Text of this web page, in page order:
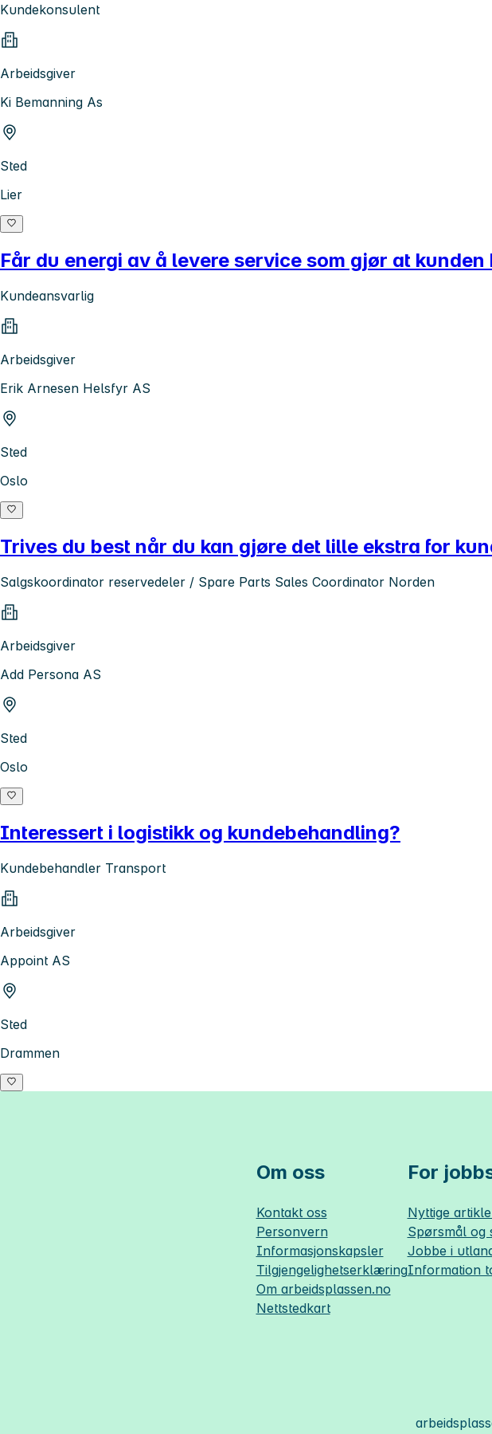
Kundekonsulent
Arbeidsgiver
Ki Bemanning As
Sted
Lier
Får du energi av å levere service som gjør at kunden
Kundeansvarlig
Arbeidsgiver
Erik Arnesen Helsfyr AS
Sted
Oslo
Trives du best når du kan gjøre det lille ekstra for
Salgskoordinator reservedeler / Spare Parts Sales Coordinator Norden
Arbeidsgiver
Add Persona AS
Sted
Oslo
Interessert i logistikk og kundebehandling?
Kundebehandler Transport
Arbeidsgiver
Appoint AS
Sted
Drammen
Om oss
Kontakt oss
Personvern
Informasjonskapsler
Tilgjengelighetserklæring
Om arbeidsplassen.no
Nettstedkart
For
Nyttige
Spørsmål og
Jobbe i
Information